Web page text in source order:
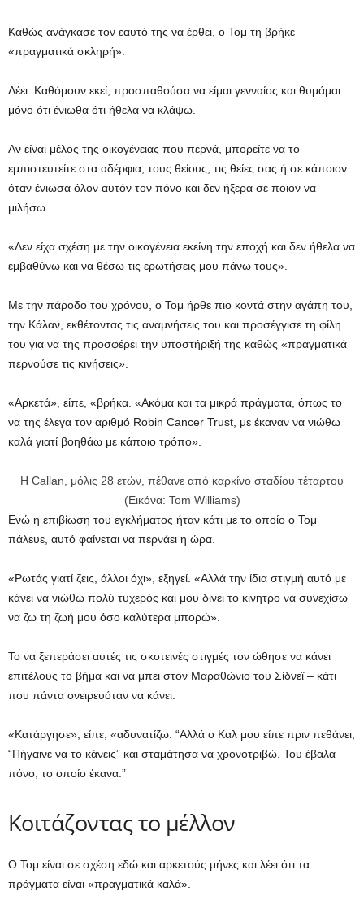
Καθώς ανάγκασε τον εαυτό της να έρθει, ο Τομ τη βρήκε
«πραγματικά σκληρή».
Λέει: Καθόμουν εκεί, προσπαθούσα να είμαι γενναίος και θυμάμαι
μόνο ότι ένιωθα ότι ήθελα να κλάψω.
Αν είναι μέλος της οικογένειας που περνά, μπορείτε να το
εμπιστευτείτε στα αδέρφια, τους θείους, τις θείες σας ή σε κάποιον.
όταν ένιωσα όλον αυτόν τον πόνο και δεν ήξερα σε ποιον να
μιλήσω.
«Δεν είχα σχέση με την οικογένεια εκείνη την εποχή και δεν ήθελα να
εμβαθύνω και να θέσω τις ερωτήσεις μου πάνω τους».
Με την πάροδο του χρόνου, ο Τομ ήρθε πιο κοντά στην αγάπη του,
την Κάλαν, εκθέτοντας τις αναμνήσεις του και προσέγγισε τη φίλη
του για να της προσφέρει την υποστήριξή της καθώς «πραγματικά
περνούσε τις κινήσεις».
«Αρκετά», είπε, «βρήκα. «Ακόμα και τα μικρά πράγματα, όπως το
να της έλεγα τον αριθμό Robin Cancer Trust, με έκαναν να νιώθω
καλά γιατί βοηθάω με κάποιο τρόπο».
Η Callan, μόλις 28 ετών, πέθανε από καρκίνο σταδίου τέταρτου
(Εικόνα: Tom Williams)
Ενώ η επιβίωση του εγκλήματος ήταν κάτι με το οποίο ο Τομ
πάλευε, αυτό φαίνεται να περνάει η ώρα.
«Ρωτάς γιατί ζεις, άλλοι όχι», εξηγεί. «Αλλά την ίδια στιγμή αυτό με
κάνει να νιώθω πολύ τυχερός και μου δίνει το κίνητρο να συνεχίσω
να ζω τη ζωή μου όσο καλύτερα μπορώ».
Το να ξεπεράσει αυτές τις σκοτεινές στιγμές τον ώθησε να κάνει
επιτέλους το βήμα και να μπει στον Μαραθώνιο του Σίδνεϊ – κάτι
που πάντα ονειρευόταν να κάνει.
«Κατάργησε», είπε, «αδυνατίζω. “Αλλά ο Καλ μου είπε πριν πεθάνει,
“Πήγαινε να το κάνεις” και σταμάτησα να χρονοτριβώ. Του έβαλα
πόνο, το οποίο έκανα.”
Κοιτάζοντας το μέλλον
Ο Τομ είναι σε σχέση εδώ και αρκετούς μήνες και λέει ότι τα
πράγματα είναι «πραγματικά καλά».